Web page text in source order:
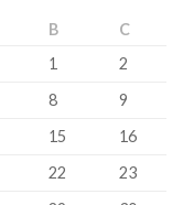
B
C
1
2
8
9
15
16
22
23